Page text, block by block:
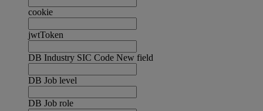
cookie
jwtToken
DB Industry SIC Code New field
DB Job level
DB Job role